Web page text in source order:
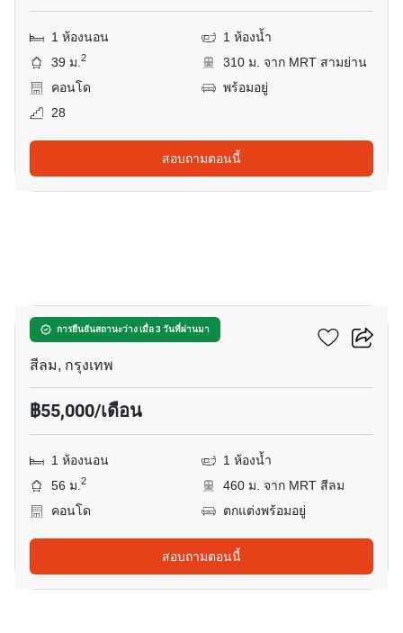
1 ห้องนอน
1 ห้องน้ำ
39 ม.2
310 ม. จาก MRT สามย่าน
คอนโด
พร้อมอยู่
28
สอบถามตอนนี้
การยืนยันสถานะว่าง เมื่อ 3 วันที่ผ่านมา
ศาลาแดง วัน
สีลม, กรุงเทพ
฿55,000/เดือน
1 ห้องนอน
1 ห้องน้ำ
56 ม.2
460 ม. จาก MRT สีลม
คอนโด
ตกแต่งพร้อมอยู่
สอบถามตอนนี้